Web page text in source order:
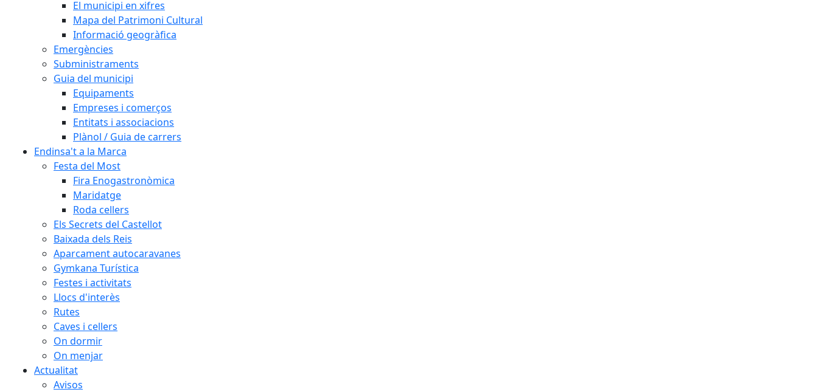
El municipi en xifres
Mapa del Patrimoni Cultural
Informació geogràfica
Emergències
Subministraments
Guia del municipi
Equipaments
Empreses i comerços
Entitats i associacions
Plànol / Guia de carrers
Endinsa't a la Marca
Festa del Most
Fira Enogastronòmica
Maridatge
Roda cellers
Els Secrets del Castellot
Baixada dels Reis
Aparcament autocaravanes
Gymkana Turística
Festes i activitats
Llocs d'interès
Rutes
Caves i cellers
On dormir
On menjar
Actualitat
Avisos